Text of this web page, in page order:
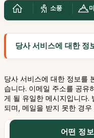
소풍
당사 서비스에 대한 정
당사 서비스에 대한 정보를
습니다. 이메일 주소를 공유
게 될 유일한 메시지입니다.
되며, 메일을 받지 못한 경
어떤 정